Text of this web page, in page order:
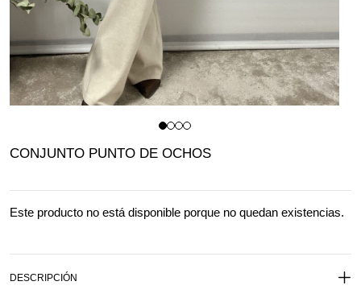
CONJUNTO PUNTO DE OCHOS
Este producto no está disponible porque no quedan existencias.
DESCRIPCIÓN